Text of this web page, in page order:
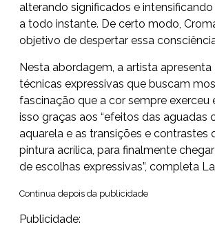
alterando significados e
a todo instante. De certo modo,
objetivo de despertar essa
Nesta abordagem, a artista apresenta
técnicas expressivas que buscam
fascinação que a cor sempre exerceu
isso graças aos “efeitos das aguadas
aquarela e as transições e contrastes
pintura acrílica, para finalmente
de escolhas expressivas”, completa
Continua depois da publicidade
Publicidade: